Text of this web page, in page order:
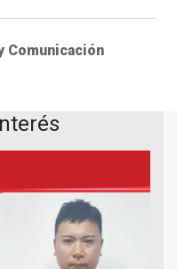
Comunicación